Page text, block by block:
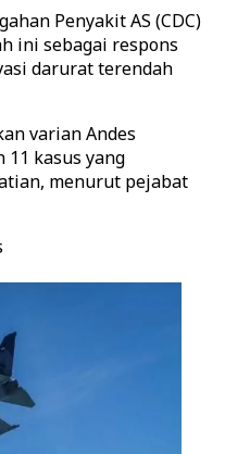
Penyakit AS (CDC)
ini sebagai respons
darurat terendah
varian Andes
kasus yang
menurut pejabat